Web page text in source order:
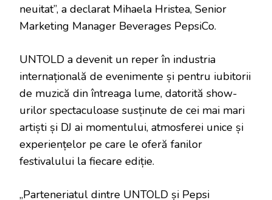
neuitat”, a declarat Mihaela Hristea, Senior
Marketing Manager Beverages PepsiCo.
UNTOLD a devenit un reper în industria
internațională de evenimente și pentru iubitorii
de muzică din întreaga lume, datorită show-
urilor spectaculoase susținute de cei mai mari
artiști și DJ ai momentului, atmosferei unice și
experiențelor pe care le oferă fanilor
festivalului la fiecare ediție.
„Parteneriatul dintre UNTOLD și Pepsi